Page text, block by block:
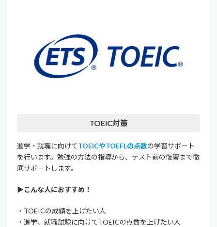
TOEIC対策
進学・就職に向けてTOEICやTOEFLの点数の学習サポート
を行います。勉強の方法の指導から、テスト前の復習まで徹
底サポートします。
▶︎こんな人におすすめ！
・TOEICの成績を上げたい人
・進学、就職試験に向けてTOEICの点数を上げたい人